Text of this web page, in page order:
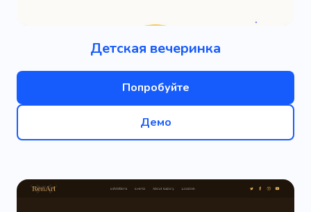
Детская вечеринка
Попробуйте
Демо